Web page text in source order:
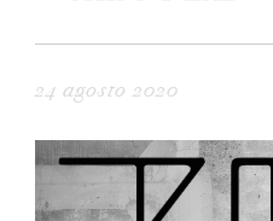
24 agosto 2020